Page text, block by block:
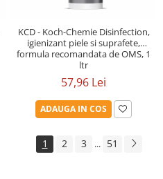
KCD - Koch-Chemie Disinfection,
igienizant piele si suprafete,
formula recomandata de OMS, 1
ltr
57,96 Lei
ADAUGA IN COS
1 2 3 ... 51